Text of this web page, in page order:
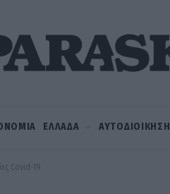
ΕΛΛΑΔΑ ΑΥΤΟΔΙΟΙΚΗΣΗ
Covid-19